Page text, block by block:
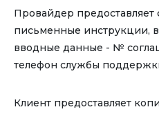
Провайдер предоставляет
письменные инструкции,
вводные данные - №
телефон службы
Клиент предоставляет